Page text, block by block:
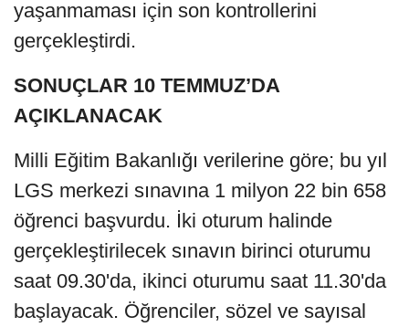
yaşanmaması için son kontrollerini
gerçekleştirdi.
SONUÇLAR 10 TEMMUZ’DA
AÇIKLANACAK
Milli Eğitim Bakanlığı verilerine göre; bu yıl
LGS merkezi sınavına 1 milyon 22 bin 658
öğrenci başvurdu. İki oturum halinde
gerçekleştirilecek sınavın birinci oturumu
saat 09.30'da, ikinci oturumu saat 11.30'da
başlayacak. Öğrenciler, sözel ve sayısal